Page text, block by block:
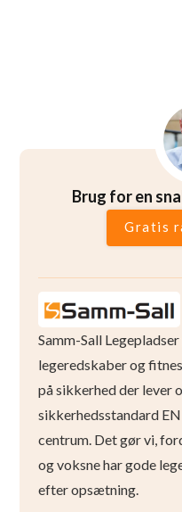
Brug for en
Gratis
Samm-Sall
legeredskaber og
på sikkerhed der lever
sikkerhedsstandard
centrum. Det gør vi,
og voksne har gode
efter opsætning.